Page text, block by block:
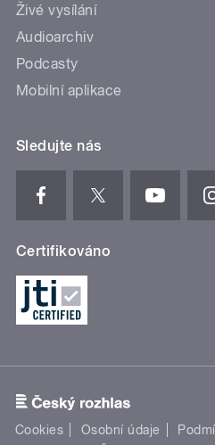
Živé vysílání
Audioarchiv
Podcasty
Mobilní aplikace
Sledujte nás
Certifikováno
Cookies Osobní údaje